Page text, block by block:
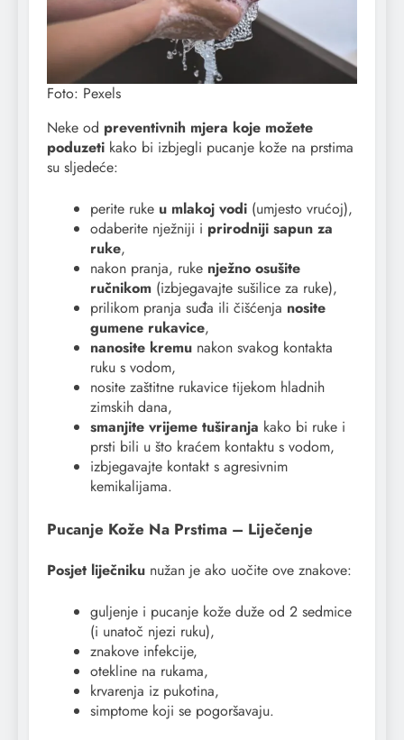
Foto: Pexels
Neke od preventivnih mjera koje možete
poduzeti kako bi izbjegli pucanje kože na prstima
su sljedeće:
perite ruke u mlakoj vodi (umjesto vrućoj),
odaberite nježniji i prirodniji sapun za
ruke,
nakon pranja, ruke nježno osušite
ručnikom (izbjegavajte sušilice za ruke),
prilikom pranja suđa ili čišćenja nosite
gumene rukavice,
nanosite kremu nakon svakog kontakta
ruku s vodom,
nosite zaštitne rukavice tijekom hladnih
zimskih dana,
smanjite vrijeme tuširanja kako bi ruke i
prsti bili u što kraćem kontaktu s vodom,
izbjegavajte kontakt s agresivnim
kemikalijama.
Pucanje Kože Na Prstima – Liječenje
Posjet liječniku nužan je ako uočite ove znakove:
guljenje i pucanje kože duže od 2 sedmice
(i unatoč njezi ruku),
znakove infekcije,
otekline na rukama,
krvarenja iz pukotina,
simptome koji se pogoršavaju.